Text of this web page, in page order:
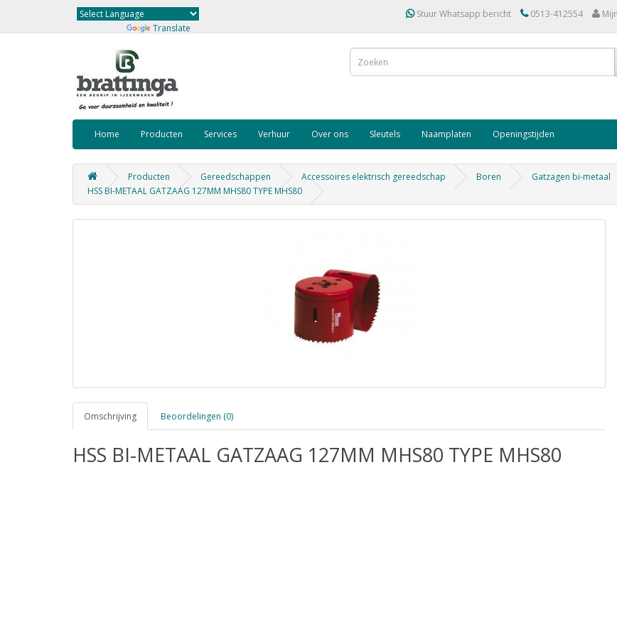
Translate
Stuur Whatsapp bericht 0513-412554
Home Producten Services Verhuur Over ons Sleutels Naamplaten Openingstijden
Producten Gereedschappen Accessoires elektrisch gereedschap Boren Gatzagen bi-metaal
HSS BI-METAAL GATZAAG 127MM MHS80 TYPE MHS80
Omschrijving Beoordelingen (0)
HSS BI-METAAL GATZAAG 127MM MHS80 TYPE MHS80